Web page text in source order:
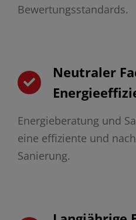
Bewertungsstandards.
Neutraler
Energieberatung und
eine effiziente und
Sanierung.